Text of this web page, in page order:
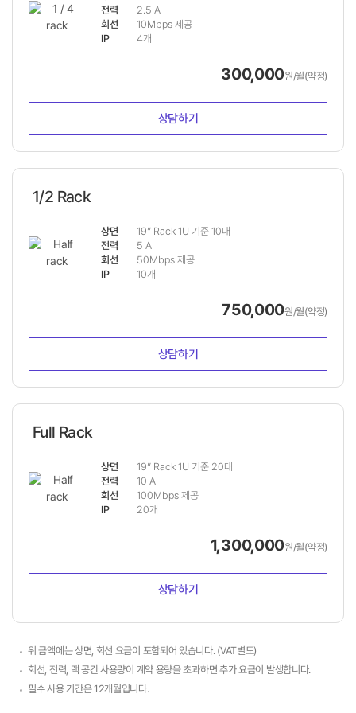
전력
2.5 A
회선
10Mbps 제공
IP
4개
300,000원/월(약정)
상담하기
1/2 Rack
상면
19” Rack 1U 기준 10대
전력
5 A
회선
50Mbps 제공
IP
10개
750,000원/월(약정)
상담하기
Full Rack
상면
19” Rack 1U 기준 20대
전력
10 A
회선
100Mbps 제공
IP
20개
1,300,000원/월(약정)
상담하기
위 금액에는 상면, 회선 요금이 포함되어 있습니다. (VAT별도)
회선, 전력, 랙 공간 사용량이 계약 용량을 초과하면 추가 요금이 발생합니다.
필수 사용 기간은 12개월입니다.